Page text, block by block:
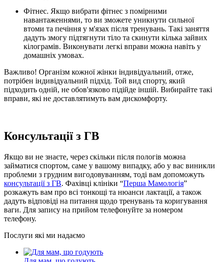
Фітнес. Якщо вибрати фітнес з помірними
навантаженнями, то ви зможете уникнути сильної
втоми та печіння у м'язах після тренувань. Такі заняття
дадуть змогу підтягнути тіло та скинути кілька зайвих
кілограмів. Виконувати легкі вправи можна навіть у
домашніх умовах.
Важливо! Організм кожної жінки індивідуальний, отже,
потрібен індивідуальний підхід. Той вид спорту, який
підходить одній, не обов'язково підійде іншій. Вибирайте такі
вправи, які не доставлятимуть вам дискомфорту.
Консультації з ГВ
Якщо ви не знаєте, через скільки після пологів можна
займатися спортом, саме у вашому випадку, або у вас виникли
проблеми з грудним вигодовуванням, тоді вам допоможуть
консультації з ГВ. Фахівці клініки “Перша Мамологія”
розкажуть вам про всі тонкощі та нюанси лактації, а також
дадуть відповіді на питання щодо тренувань та коригування
ваги. Для запису на прийом телефонуйте за номером
телефону.
Послуги які ми надаємо